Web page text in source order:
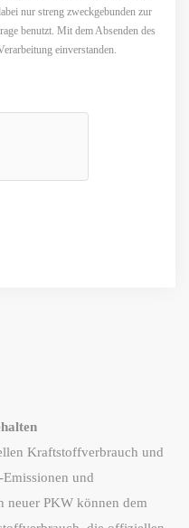
nur streng zweckgebunden zur
benutzt. Mit dem Absenden des
einverstanden.
Kraftstoffverbrauch und
und
neuer PKW können dem